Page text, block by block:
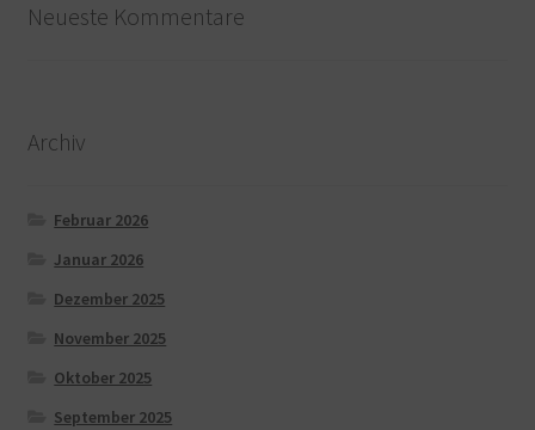
Neueste Kommentare
Archiv
Februar 2026
Januar 2026
Dezember 2025
November 2025
Oktober 2025
September 2025